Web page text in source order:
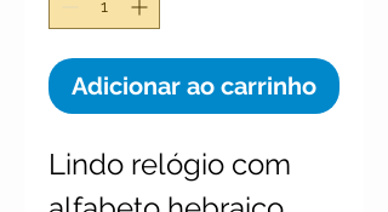
Adicionar ao carrinho
Lindo relógio com